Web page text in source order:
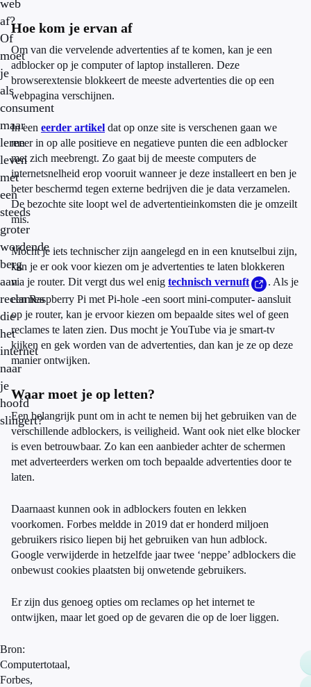
web
af?
Of
moet
je
als
consument
maar
leren
leven
met
een
steeds
groter
wordende
berg
aan
reclames
die
het
internet
naar
je
hoofd
slingert?
Hoe kom je ervan af
Om van die vervelende advertenties af te komen, kan je een
adblocker op je computer of laptop installeren. Deze
browserextensie blokkeert de meeste advertenties die op een
webpagina verschijnen.
In een eerder artikel dat op onze site is verschenen gaan we
meer in op alle positieve en negatieve punten die een adblocker
met zich meebrengt. Zo gaat bij de meeste computers de
internetsnelheid erop vooruit wanneer je deze installeert en ben je
beter beschermd tegen externe bedrijven die je data verzamelen.
De bezochte site loopt wel de advertentieinkomsten die je omzeilt
mis.
Mocht je iets technischer zijn aangelegd en in een knutselbui zijn,
kan je er ook voor kiezen om je advertenties te laten blokkeren
via je router. Dit vergt dus wel enig technisch vernuft
. Als je
een Raspberry Pi met Pi-hole -een soort mini-computer- aansluit
op je router, kan je ervoor kiezen om bepaalde sites wel of geen
reclames te laten zien. Dus mocht je YouTube via je smart-tv
kijken en gek worden van de advertenties, dan kan je ze op deze
manier ontwijken.
Waar moet je op letten?
Een belangrijk punt om in acht te nemen bij het gebruiken van de
verschillende adblockers, is veiligheid. Want ook niet elke blocker
is even betrouwbaar. Zo kan een aanbieder achter de schermen
met adverteerders werken om toch bepaalde advertenties door te
laten.
Daarnaast kunnen ook in adblockers fouten en lekken
voorkomen. Forbes meldde in 2019 dat er honderd miljoen
gebruikers risico liepen bij het gebruiken van hun adblock.
Google verwijderde in hetzelfde jaar twee ‘neppe’ adblockers die
onbewust cookies plaatsten bij onwetende gebruikers.
Er zijn dus genoeg opties om reclames op het internet te
ontwijken, maar let goed op de gevaren die op de loer liggen.
Bron:
Computertotaal,
Forbes,